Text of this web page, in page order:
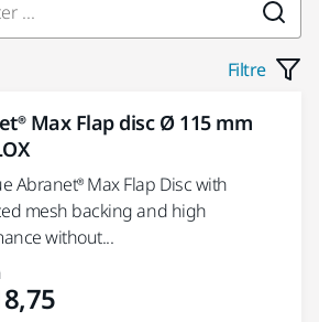
Filtre
Max Flap disc Ø 115 mm
Abranet® Max Flap Disc with
mesh backing and high
without...